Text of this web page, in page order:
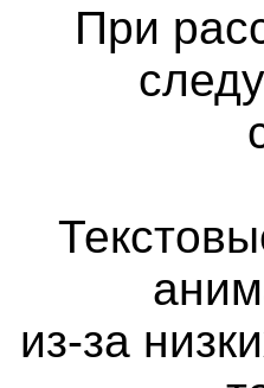
При
из-за